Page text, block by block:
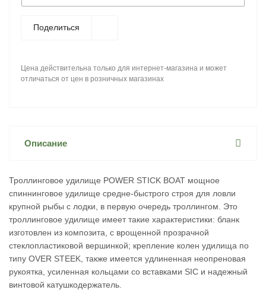
Поделиться
Цена действительна только для интернет-магазина и может
отличаться от цен в розничных магазинах
Описание
Троллинговое удилище POWER STICK BOAT мощное
спиннинговое удилище средне-быстрого строя для ловли
крупной рыбы с лодки, в первую очередь троллингом. Это
троллинговое удилище имеет такие характеристики: бланк
изготовлен из композита, с врощенной прозрачной
стеклопластиковой вершинкой; крепление колен удилища по
типу OVER STEEK, также имеется удлиненная неопреновая
рукоятка, усиленная кольцами со вставками SIC и надежный
винтовой катушкодержатель.